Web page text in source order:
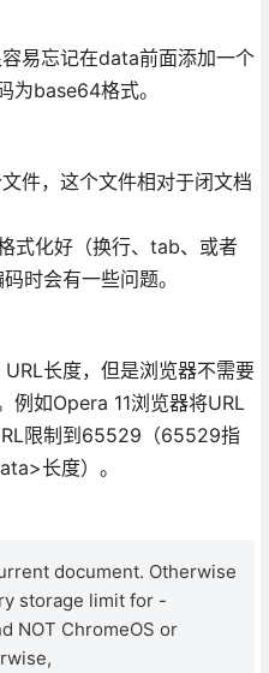
易忘记在data前面添加一个
为base64格式。
件，这个文件相对于闭文档
式化好（换行、tab、或者
时会有一些问题。
长度，但是浏览器不需要
例如Opera 11浏览器将URL
限制到65529（65529指
长度）。
document. Otherwise
storage limit for -
NOT ChromeOS or